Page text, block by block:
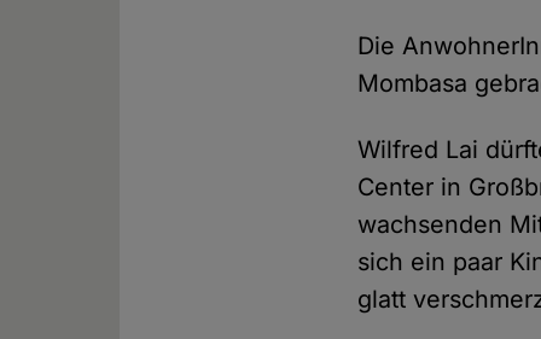
Die
Mombasa
Wilfred Lai
Center in
wachsenden
sich ein paar
glatt